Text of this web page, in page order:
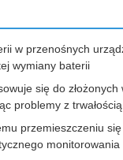
w przenośnych
wymiany baterii
się do
problemy z
przemieszczeniu
monitorowania